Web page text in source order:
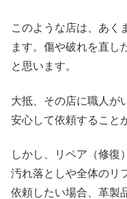
このような店は、あく
ます。傷や破れを直し
と思います。
大抵、その店に職人が
安心して依頼すること
しかし、リペア（修復
汚れ落としや全体のリ
依頼したい場合、革製